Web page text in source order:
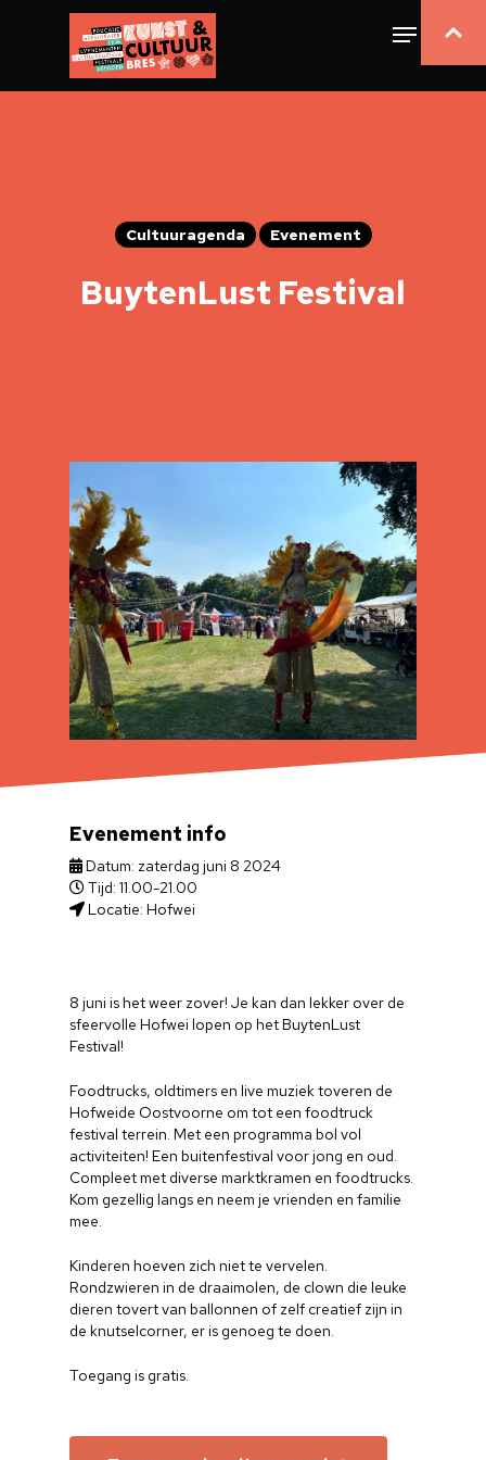
Cultuuragenda Evenement
BuytenLust Festival
8 juni is het weer zover! Je kan dan lekker over de
sfeervolle Hofwei lopen op het BuytenLust
Festival!
Foodtrucks, oldtimers en live muziek toveren de
Hofweide Oostvoorne om tot een foodtruck
festival terrein. Met een programma bol vol
activiteiten! Een buitenfestival voor jong en oud.
Compleet met diverse marktkramen en foodtrucks.
Kom gezellig langs en neem je vrienden en familie
mee.
Kinderen hoeven zich niet te vervelen.
Rondzwieren in de draaimolen, de clown die leuke
dieren tovert van ballonnen of zelf creatief zijn in
de knutselcorner, er is genoeg te doen.
Toegang is gratis.
Evenement info
Datum: zaterdag juni 8 2024
Tijd: 11.00-21.00
Locatie: Hofwei